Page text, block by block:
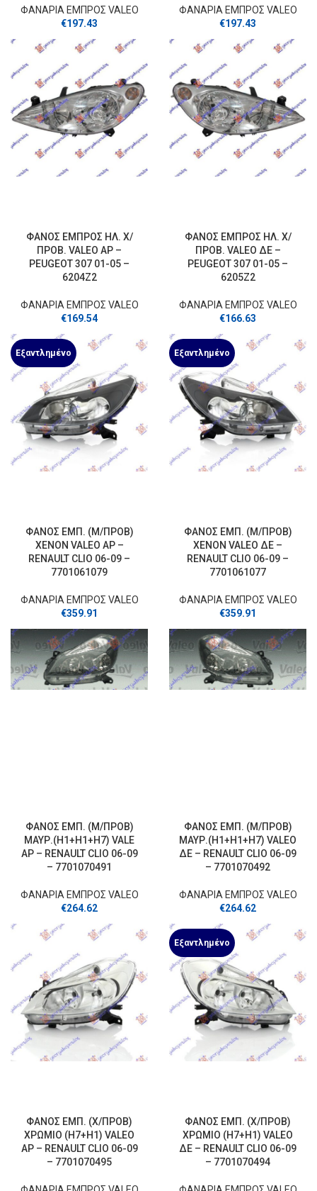
ΦΑΝΑΡΙΑ ΕΜΠΡΟΣ VALEO
€197.43
ΦΑΝΑΡΙΑ ΕΜΠΡΟΣ VALEO
€197.43
ΦΑΝΟΣ EΜΠΡΟΣ ΗΛ. Χ/
ΠΡΟΒ. VALEO ΑΡ –
PEUGEOT 307 01-05 –
6204Z2
ΦΑΝΑΡΙΑ ΕΜΠΡΟΣ VALEO
€169.54
ΦΑΝΟΣ EΜΠΡΟΣ ΗΛ. Χ/
ΠΡΟΒ. VALEO ΔΕ –
PEUGEOT 307 01-05 –
6205Z2
ΦΑΝΑΡΙΑ ΕΜΠΡΟΣ VALEO
€166.63
Εξαντλημένο
ΦΑΝΟΣ ΕΜΠ. (Μ/ΠΡΟΒ)
XENON VALEO ΑΡ –
RENAULT CLIO 06-09 –
7701061079
ΦΑΝΑΡΙΑ ΕΜΠΡΟΣ VALEO
€359.91
Εξαντλημένο
ΦΑΝΟΣ ΕΜΠ. (Μ/ΠΡΟΒ)
XENON VALEO ΔΕ –
RENAULT CLIO 06-09 –
7701061077
ΦΑΝΑΡΙΑ ΕΜΠΡΟΣ VALEO
€359.91
ΦΑΝΟΣ ΕΜΠ. (Μ/ΠΡΟΒ)
ΜΑΥΡ.(Η1+Η1+Η7) VALΕ
ΑΡ – RENAULT CLIO 06-09
– 7701070491
ΦΑΝΑΡΙΑ ΕΜΠΡΟΣ VALEO
€264.62
ΦΑΝΟΣ ΕΜΠ. (Μ/ΠΡΟΒ)
ΜΑΥΡ.(Η1+Η1+Η7) VALΕO
ΔΕ – RENAULT CLIO 06-09
– 7701070492
ΦΑΝΑΡΙΑ ΕΜΠΡΟΣ VALEO
€264.62
ΦΑΝΟΣ ΕΜΠ. (Χ/ΠΡΟΒ)
ΧΡΩΜΙΟ (Η7+Η1) VALEO
ΑΡ – RENAULT CLIO 06-09
– 7701070495
Εξαντλημένο
ΦΑΝΟΣ ΕΜΠ. (Χ/ΠΡΟΒ)
ΧΡΩΜΙΟ (Η7+Η1) VALEO
ΔΕ – RENAULT CLIO 06-09
– 7701070494